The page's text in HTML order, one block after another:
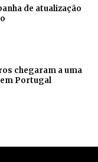
de atualização
chegaram a uma
Portugal